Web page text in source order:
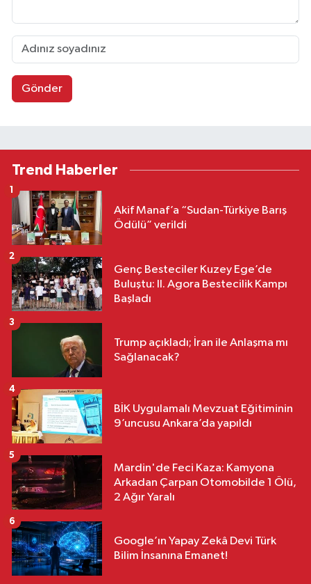
Gönder
Trend Haberler
Akif Manaf’a “Sudan-Türkiye Barış
Ödülü” verildi
Genç Besteciler Kuzey Ege’de
Buluştu: II. Agora Bestecilik Kampı
Başladı
2
Trump açıkladı; İran ile Anlaşma mı
Sağlanacak?
3
BİK Uygulamalı Mevzuat Eğitiminin
9’uncusu Ankara’da yapıldı
4
Mardin'de Feci Kaza: Kamyona
Arkadan Çarpan Otomobilde 1 Ölü,
2 Ağır Yaralı
5
Google’ın Yapay Zekâ Devi Türk
Bilim İnsanına Emanet!
6